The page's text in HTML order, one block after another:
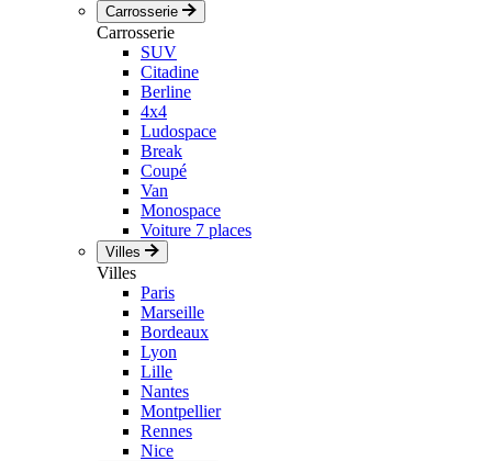
Carrosserie
Carrosserie
SUV
Citadine
Berline
4x4
Ludospace
Break
Coupé
Van
Monospace
Voiture 7 places
Villes
Villes
Paris
Marseille
Bordeaux
Lyon
Lille
Nantes
Montpellier
Rennes
Nice